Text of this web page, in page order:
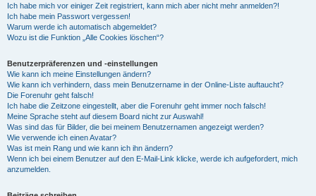
Ich habe mich vor einiger Zeit registriert, kann mich aber nicht mehr anmelden?!
Ich habe mein Passwort vergessen!
Warum werde ich automatisch abgemeldet?
Wozu ist die Funktion „Alle Cookies löschen“?
Benutzerpräferenzen und -einstellungen
Wie kann ich meine Einstellungen ändern?
Wie kann ich verhindern, dass mein Benutzername in der Online-Liste auftaucht?
Die Forenuhr geht falsch!
Ich habe die Zeitzone eingestellt, aber die Forenuhr geht immer noch falsch!
Meine Sprache steht auf diesem Board nicht zur Auswahl!
Was sind das für Bilder, die bei meinem Benutzernamen angezeigt werden?
Wie verwende ich einen Avatar?
Was ist mein Rang und wie kann ich ihn ändern?
Wenn ich bei einem Benutzer auf den E-Mail-Link klicke, werde ich aufgefordert, mich
anzumelden.